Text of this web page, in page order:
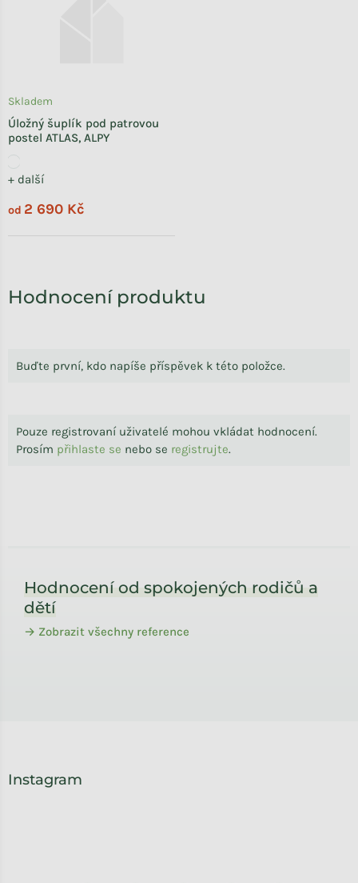
Hodnocení produktu
Buďte první, kdo napíše příspěvek k této položce.
Pouze registrovaní uživatelé mohou vkládat hodnocení.
Prosím přihlaste se nebo se registrujte.
Výpis hodnocení
Úložný šuplík pod patrovou
postel ATLAS, ALPY
+ další
Skladem
od 2 690 Kč
Hodnocení od spokojených rodičů a
dětí
→ Zobrazit všechny reference
Instagram